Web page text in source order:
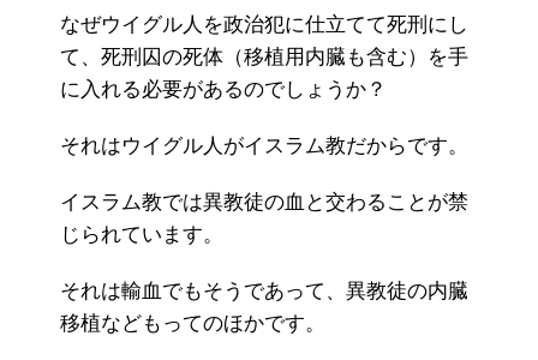
なぜウイグル人を政治犯に仕立てて死刑にし
て、死刑囚の死体（移植用内臓も含む）を手
に入れる必要があるのでしょうか？
それはウイグル人がイスラム教だからです。
イスラム教では異教徒の血と交わることが禁
じられています。
それは輸血でもそうであって、異教徒の内臓
移植などもってのほかです。